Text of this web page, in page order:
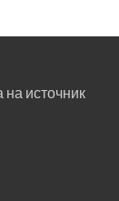
источник